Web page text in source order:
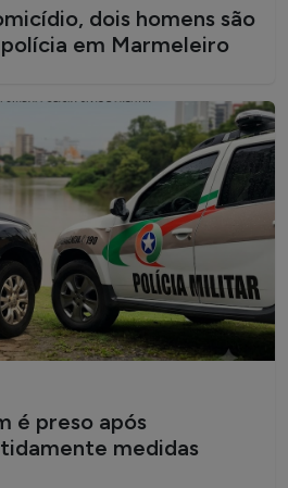
dois homens são
em Marmeleiro
é preso após
medidas